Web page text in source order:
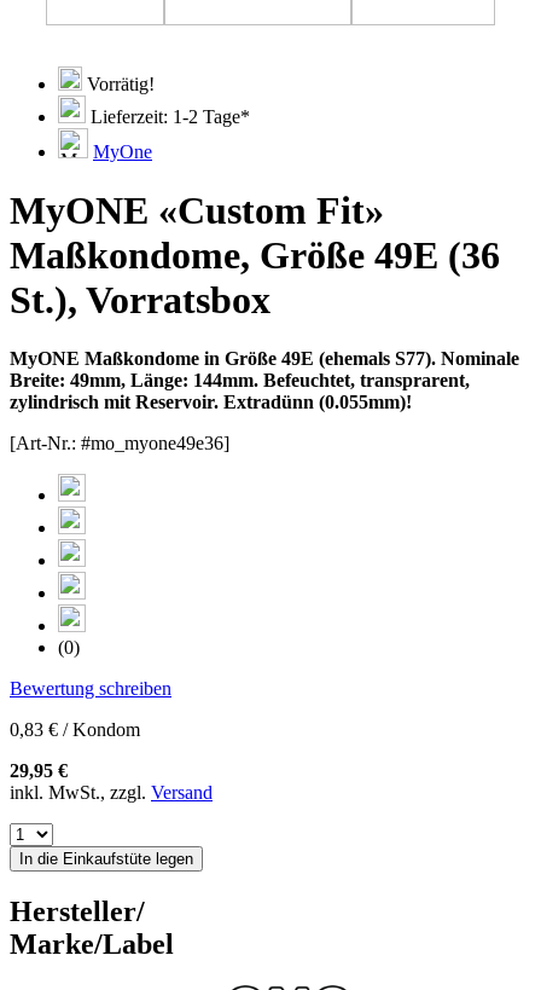
Vorrätig!
Lieferzeit: 1-2 Tage*
MyOne
MyONE «Custom Fit»
Maßkondome, Größe 49E (36
St.), Vorratsbox
MyONE Maßkondome in Größe 49E (ehemals S77). Nominale
Breite: 49mm, Länge: 144mm. Befeuchtet, transprarent,
zylindrisch mit Reservoir. Extradünn (0.055mm)!
[Art-Nr.: #mo_myone49e36]
(0)
Bewertung schreiben
0,83 € / Kondom
29,95 €
inkl. MwSt., zzgl. Versand
In die Einkaufstüte legen
Hersteller/
Marke/Label